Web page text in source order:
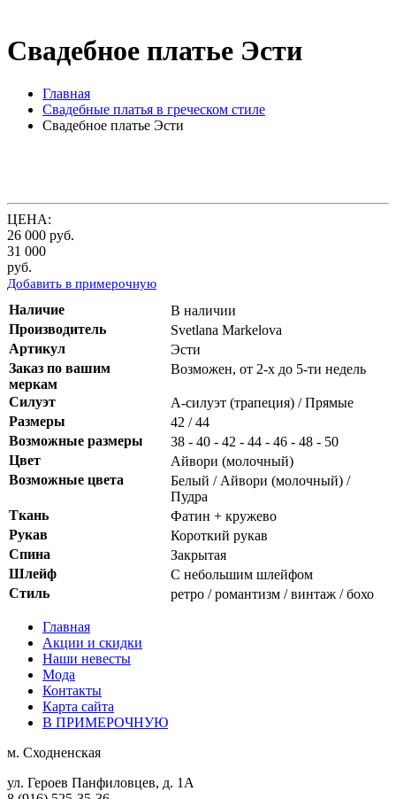
Свадебное платье Эсти
Главная
Свадебные платья в греческом стиле
Свадебное платье Эсти
ЦЕНА:
26 000 руб.
31 000
руб.
Добавить в примерочную
Наличие
В наличии
Производитель
Svetlana Markelova
Артикул
Эсти
Заказ по вашим
меркам
Возможен, от 2-х до 5-ти недель
Силуэт
А-силуэт (трапеция) / Прямые
Размеры
42 / 44
Возможные размеры
38 - 40 - 42 - 44 - 46 - 48 - 50
Цвет
Айвори (молочный)
Возможные цвета
Белый / Айвори (молочный) /
Пудра
Ткань
Фатин + кружево
Рукав
Короткий рукав
Спина
Закрытая
Шлейф
С небольшим шлейфом
Стиль
ретро / романтизм / винтаж / бохо
Главная
Акции и скидки
Наши невесты
Мода
Контакты
Карта сайта
В ПРИМЕРОЧНУЮ
м. Сходненская
ул. Героев Панфиловцев, д. 1А